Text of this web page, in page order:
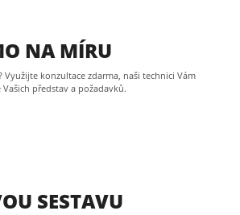
NA MÍRU
Využijte konzultace zdarma, naši technici Vám
představ a požadavků.
SESTAVU